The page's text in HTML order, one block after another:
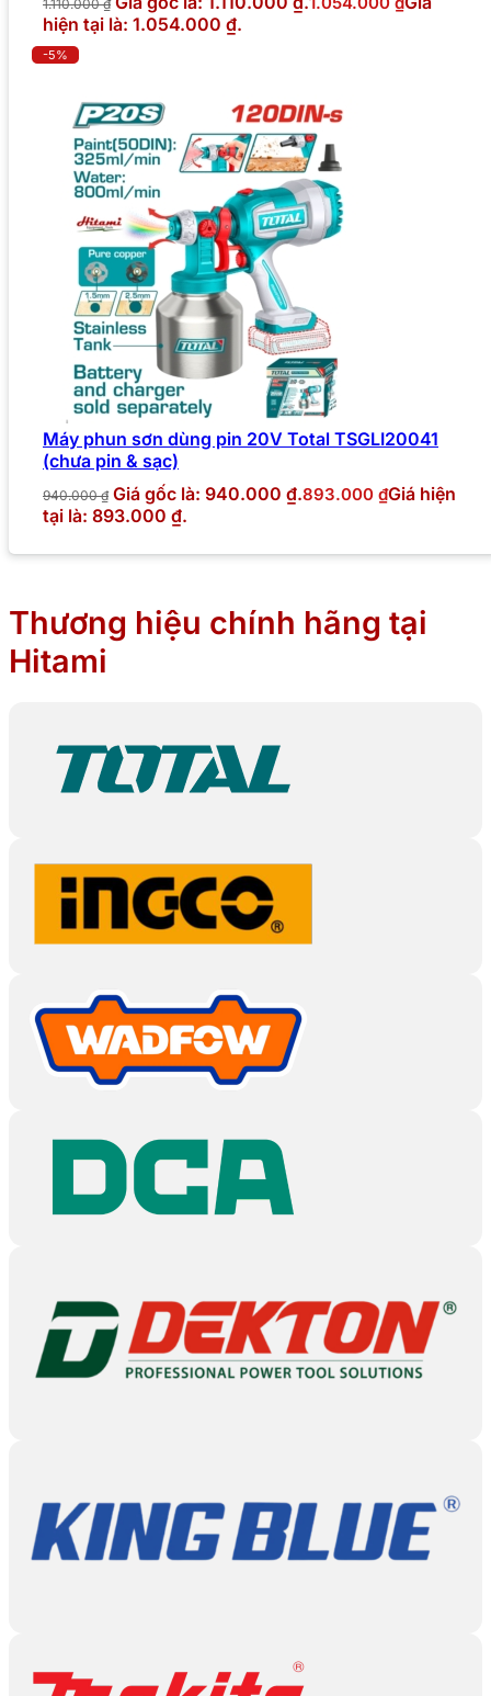
1.110.000₫
hiện tại là: 1.054.000 ₫.
-5%
Máy phun sơn dùng pin 20V Total TSGLI20041
(chưa pin & sạc)
940.000₫ Giá gốc là: 940.000 ₫.893.000 ₫Giá hiện
tại là: 893.000 ₫.
Thương hiệu chính hãng tại
Hitami